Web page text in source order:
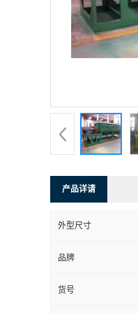
产品详请
外型尺寸
品牌
货号